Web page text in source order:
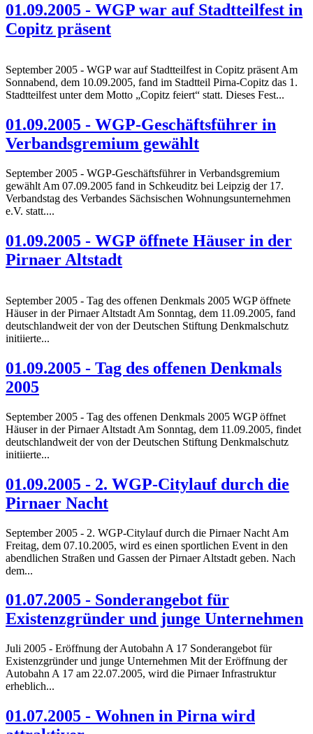
01.09.2005 - WGP war auf Stadtteilfest in
Copitz präsent
September 2005 - WGP war auf Stadtteilfest in Copitz präsent Am
Sonnabend, dem 10.09.2005, fand im Stadtteil Pirna-Copitz das 1.
Stadtteilfest unter dem Motto „Copitz feiert“ statt. Dieses Fest...
01.09.2005 - WGP-Geschäftsführer in
Verbandsgremium gewählt
September 2005 - WGP-Geschäftsführer in Verbandsgremium
gewählt Am 07.09.2005 fand in Schkeuditz bei Leipzig der 17.
Verbandstag des Verbandes Sächsischen Wohnungsunternehmen
e.V. statt....
01.09.2005 - WGP öffnete Häuser in der
Pirnaer Altstadt
September 2005 - Tag des offenen Denkmals 2005 WGP öffnete
Häuser in der Pirnaer Altstadt Am Sonntag, dem 11.09.2005, fand
deutschlandweit der von der Deutschen Stiftung Denkmalschutz
initiierte...
01.09.2005 - Tag des offenen Denkmals
2005
September 2005 - Tag des offenen Denkmals 2005 WGP öffnet
Häuser in der Pirnaer Altstadt Am Sonntag, dem 11.09.2005, findet
deutschlandweit der von der Deutschen Stiftung Denkmalschutz
initiierte...
01.09.2005 - 2. WGP-Citylauf durch die
Pirnaer Nacht
September 2005 - 2. WGP-Citylauf durch die Pirnaer Nacht Am
Freitag, dem 07.10.2005, wird es einen sportlichen Event in den
abendlichen Straßen und Gassen der Pirnaer Altstadt geben. Nach
dem...
01.07.2005 - Sonderangebot für
Existenzgründer und junge Unternehmen
Juli 2005 - Eröffnung der Autobahn A 17 Sonderangebot für
Existenzgründer und junge Unternehmen Mit der Eröffnung der
Autobahn A 17 am 22.07.2005, wird die Pirnaer Infrastruktur
erheblich...
01.07.2005 - Wohnen in Pirna wird